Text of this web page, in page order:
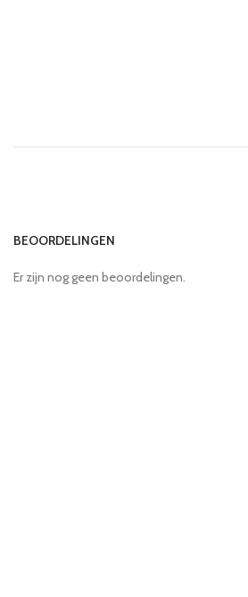
BEOORDELINGEN
Er zijn nog geen beoordelingen.